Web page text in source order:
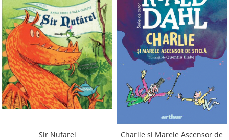
Sir Nufarel
Charlie si Marele Ascensor de